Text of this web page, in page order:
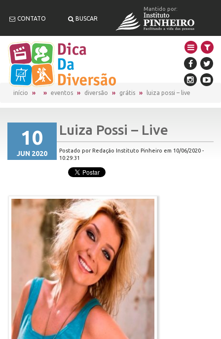
CONTATO BUSCAR
Mantido por:
início eventos diversão grátis luiza possi – live
10
JUN 2020
Luiza Possi – Live
Postado por Redação Instituto Pinheiro em 10/06/2020 -
10:29:31